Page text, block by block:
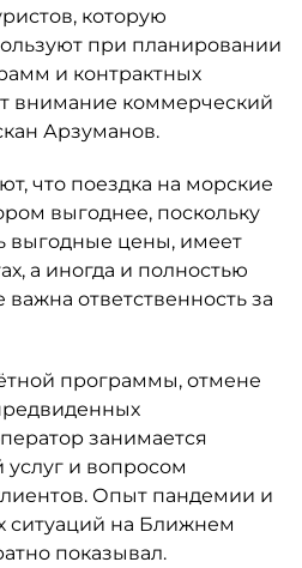
которую
при планировании
и контрактных
внимание коммерческий
Арзуманов.
что поездка на морские
выгоднее, поскольку
выгодные цены, имеет
а иногда и полностью
ответственность за
программы, отмене
занимается
и вопросом
Опыт пандемии и
ситуаций на Ближнем
показывал.